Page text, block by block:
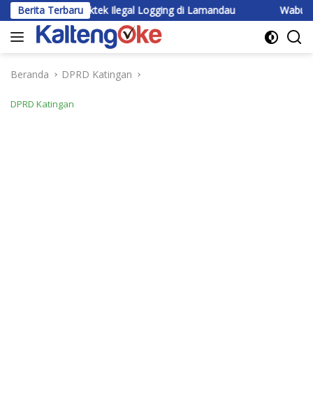
Langsung
ke
konten
Berita Terbaru
Praktek Ilegal Logging di Lamandau Wabup Katingan
Beranda DPRD Katingan
DPRD Katingan